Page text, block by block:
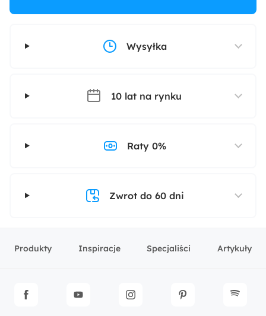
Wysyłka
10 lat na rynku
Raty 0%
Zwrot do 60 dni
Produkty Inspiracje Specjaliści Artykuły